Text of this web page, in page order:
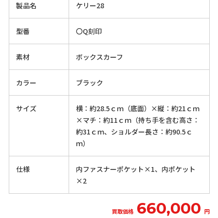
製品名 ケリー28
型番 〇Q刻印
素材 ボックスカーフ
カラー ブラック
サイズ
横：約28.5ｃｍ（底面）×縦：約21ｃｍ
×マチ：約11ｃｍ（持ち手を含む高さ：
約31ｃｍ、ショルダー長さ：約90.5ｃ
ｍ）
仕様
内ファスナーポケット×1、内ポケット
×2
買取価格 660,000 円